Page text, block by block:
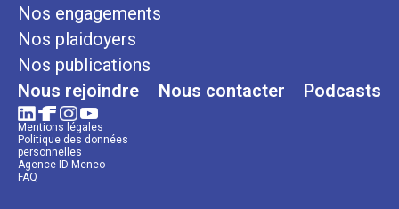
Nos engagements
Nos plaidoyers
Nos publications
Nous rejoindre Nous contacter Podcasts
Mentions légales
Politique des données
personnelles
Agence ID Meneo
FAQ